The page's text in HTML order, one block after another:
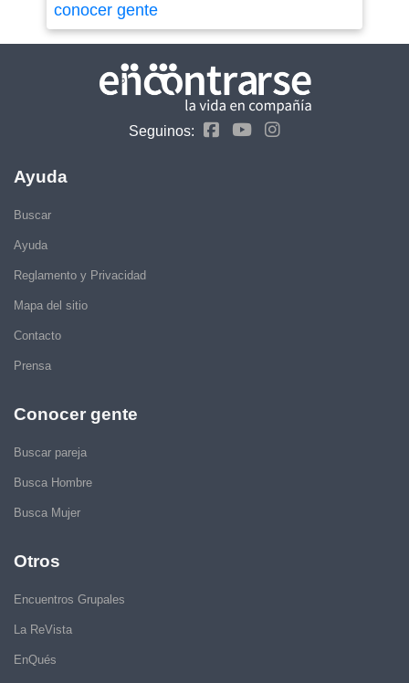
conocer gente
Seguinos:
Ayuda
Buscar
Ayuda
Reglamento y Privacidad
Mapa del sitio
Contacto
Prensa
Conocer gente
Buscar pareja
Busca Hombre
Busca Mujer
Otros
Encuentros Grupales
La ReVista
EnQués